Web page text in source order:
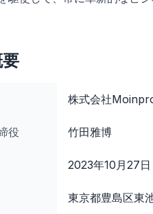
株式会社
役 竹田雅博
2023年10月27日
東京都豊島区東